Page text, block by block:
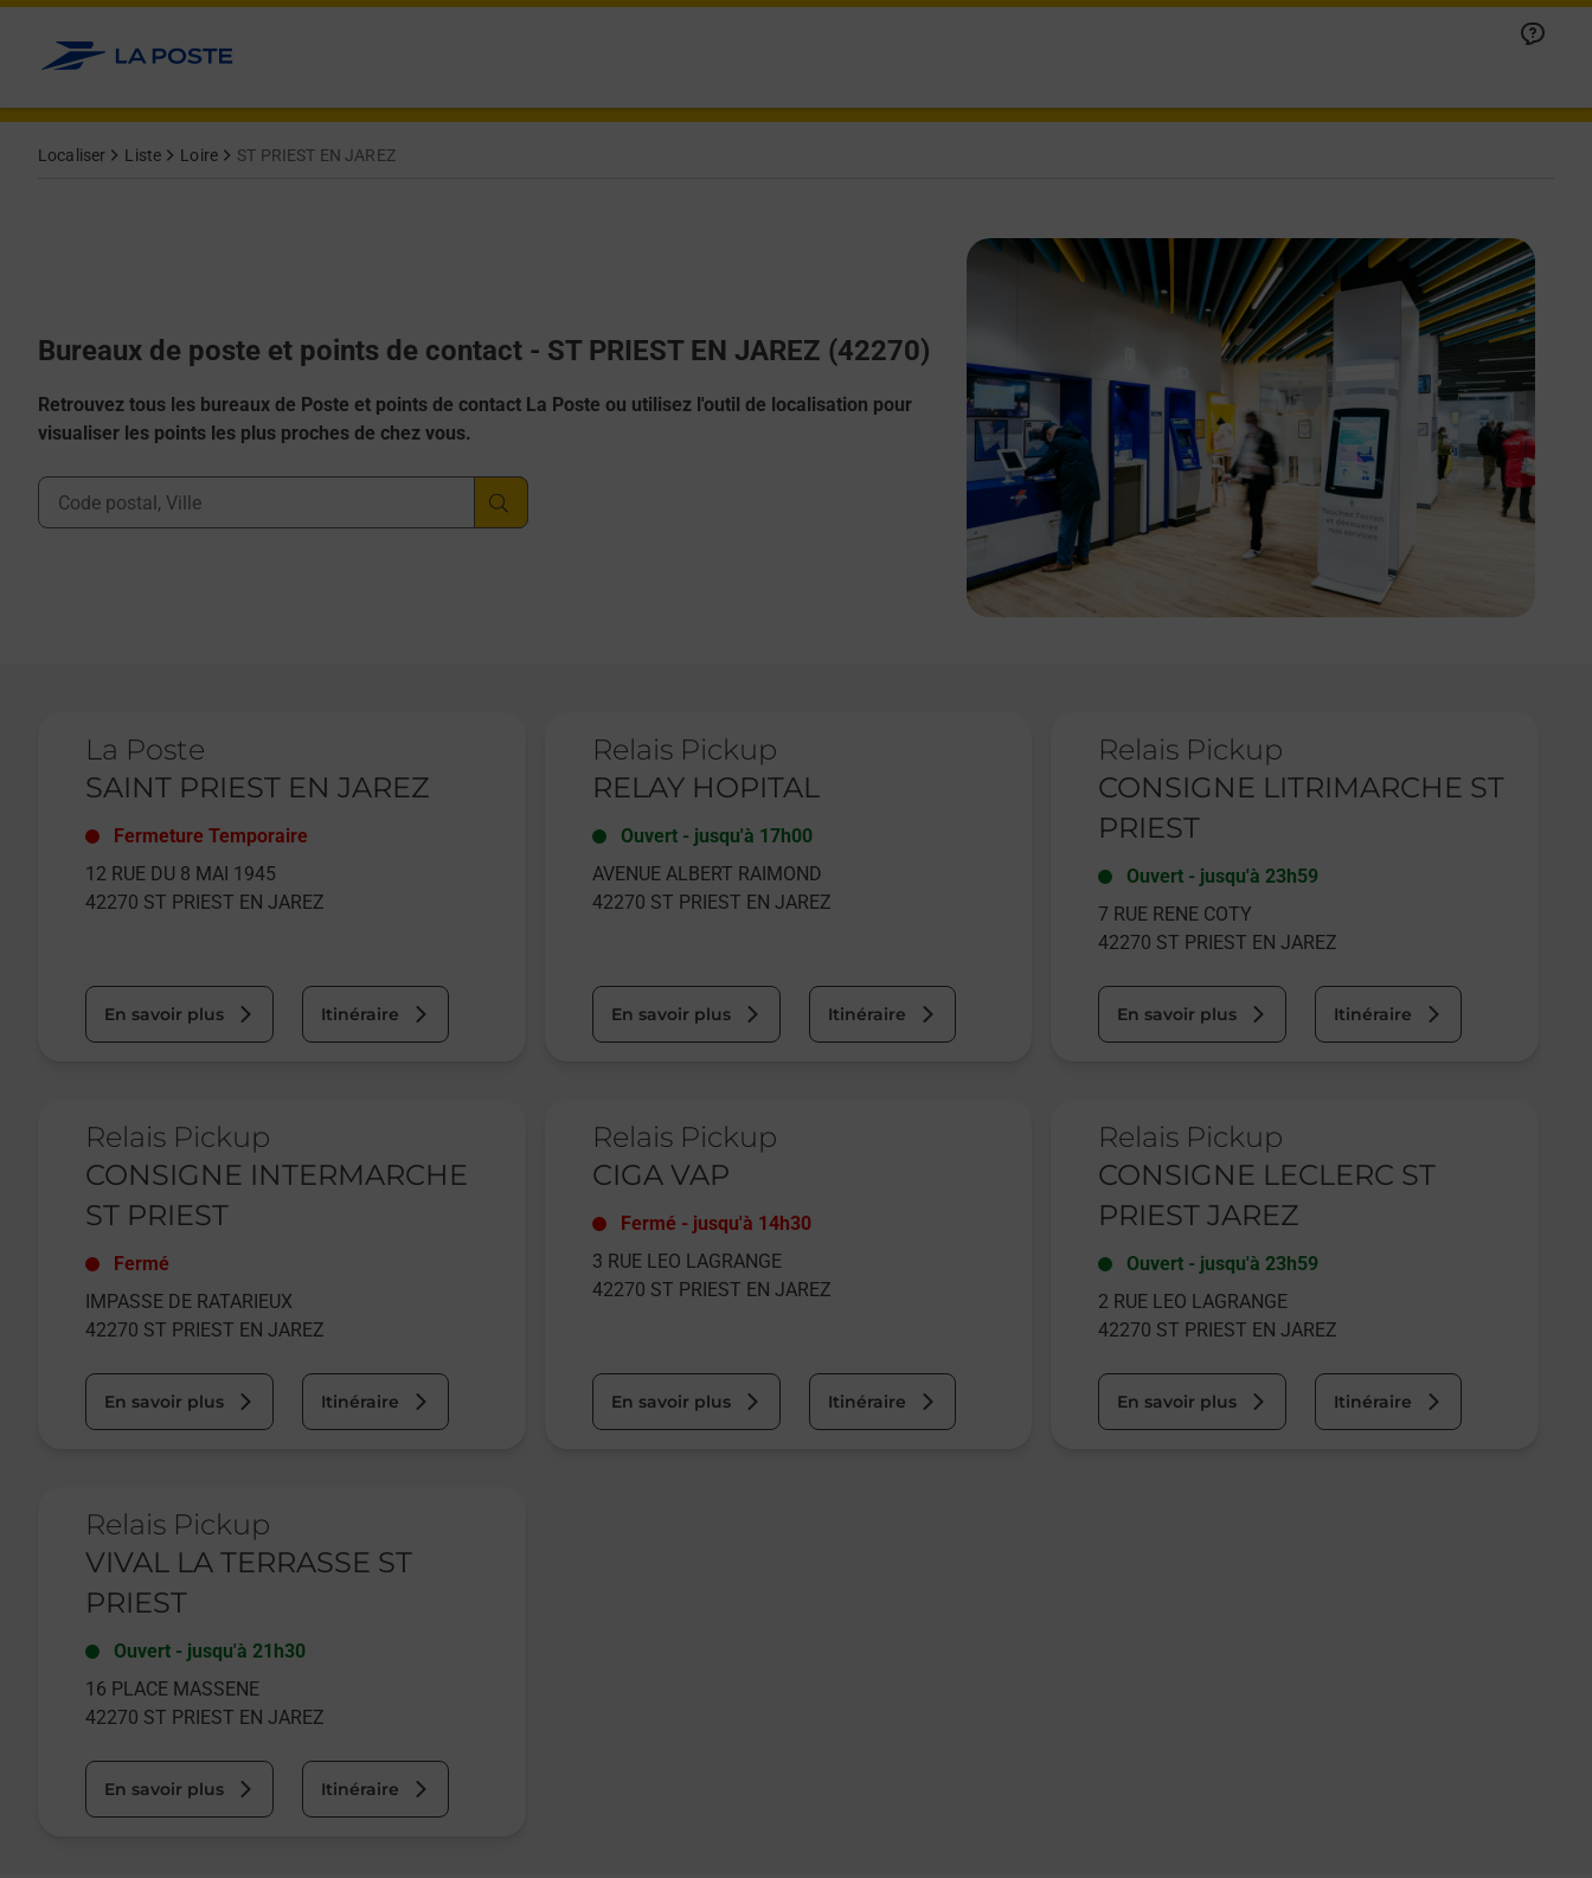
Allez au contenu
Localiser Liste Loire ST PRIEST EN JAREZ
Bureaux de poste et points de contact - ST PRIEST EN JAREZ (42270)
Retrouvez tous les bureaux de Poste et points de contact La Poste ou utilisez l'outil de localisation pour
visualiser les points les plus proches de chez vous.
Ville, Département, Code Postal
La Poste
SAINT PRIEST EN JAREZ
Fermeture Temporaire
12 RUE DU 8 MAI 1945
42270 ST PRIEST EN JAREZ
En savoir plus Itinéraire
Relais Pickup
RELAY HOPITAL
Ouvert- jusqu'à 17h00
AVENUE ALBERT RAIMOND
42270 ST PRIEST EN JAREZ
En savoir plus Itinéraire
Relais Pickup
CONSIGNE LITRIMARCHE ST
PRIEST
Ouvert - jusqu'à 23h59
7 RUE RENE COTY
42270 ST PRIEST EN JAREZ
En savoir plus Itinéraire
Relais Pickup
CONSIGNE INTERMARCHE
ST PRIEST
Fermé
IMPASSE DE RATARIEUX
42270 ST PRIEST EN JAREZ
En savoir plus Itinéraire
Relais Pickup
CIGA VAP
Fermé - jusqu'à 14h30
3 RUE LEO LAGRANGE
42270 ST PRIEST EN JAREZ
En savoir plus Itinéraire
Relais Pickup
CONSIGNE LECLERC ST
PRIEST JAREZ
Ouvert - jusqu'à 23h59
2 RUE LEO LAGRANGE
42270 ST PRIEST EN JAREZ
En savoir plus Itinéraire
Relais Pickup
VIVAL LA TERRASSE ST
PRIEST
Ouvert - jusqu'à 21h30
16 PLACE MASSENE
42270 ST PRIEST EN JAREZ
En savoir plus Itinéraire
Afficher ou masquer la réponse
Afficher ou masquer la réponse
Afficher ou masquer la réponse
Afficher ou masquer la réponse
Afficher ou masquer la réponse